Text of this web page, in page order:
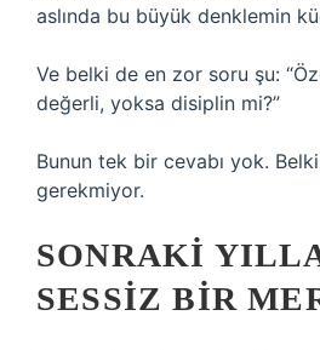
aslında bu büyük denklemin
Ve belki de en zor soru şu:
değerli, yoksa disiplin mi?”
Bunun tek bir cevabı yok.
gerekmiyor.
SONRAKI
SESSIZ BIR